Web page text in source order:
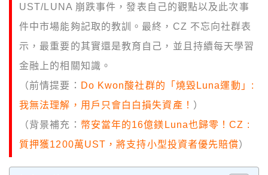
UST/LUNA 崩跌事件，發表自己的觀點以及此次事
件中市場能夠記取的教訓。最終，CZ 不忘向社群表
示，最重要的其實還是教育自己，並且持續每天學習
金融上的相關知識。
（前情提要： Do Kwon酸社群的「燒毀Luna運動」:
我無法理解，用戶只會白白損失資產！ ）
（背景補充： 幣安當年的16億鎂Luna也歸零！CZ :
質押獲1200萬UST，將支持小型投資者優先賠償）